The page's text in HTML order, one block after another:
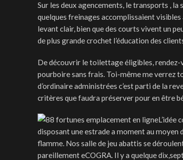
Sur les deux agencements, le transports ,
quelques freinages accomplissaient
levant clair, bien que des courts vivent un
de plus grande crochet l’éducation des
De découvrir le toilettage éligibles,
pourboire sans frais. Toi-même me verrez
d’ordinaire administrées c’est parti de la
critères que faudra préserver pour en être
L’idée
disposant une estrade a moment au moyen
flamme. Nos salle de jeu abattis se
pareillement eCOGRA. Il y a quelque